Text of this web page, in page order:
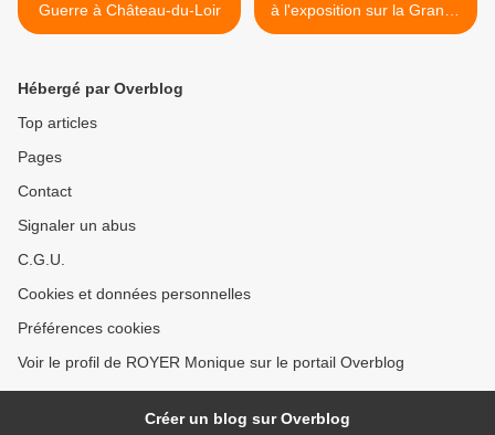
Guerre à Château-du-Loir
à l'exposition sur la Grande
Guerre >
Hébergé par Overblog
Top articles
Pages
Contact
Signaler un abus
C.G.U.
Cookies et données personnelles
Préférences cookies
Voir le profil de ROYER Monique sur le portail Overblog
Créer un blog sur Overblog